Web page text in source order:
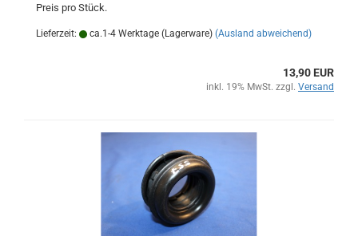
Preis pro Stück.
Lieferzeit: ca.1-4 Werktage (Lagerware) (Ausland abweichend)
13,90 EUR
inkl. 19% MwSt. zzgl. Versand